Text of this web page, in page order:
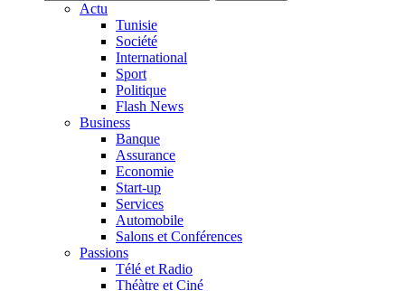
Actu
Tunisie
Société
International
Sport
Politique
Flash News
Business
Banque
Assurance
Economie
Start-up
Services
Automobile
Salons et Conférences
Passions
Télé et Radio
Théàtre et Ciné